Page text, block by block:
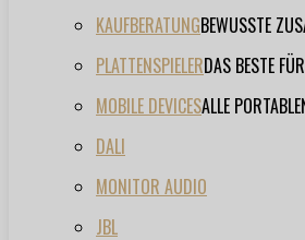
KAUFBERATUNGBEWUSSTE
PLATTENSPIELERDAS BESTE
MOBILE DEVICESALLE
DALI
MONITOR AUDIO
JBL